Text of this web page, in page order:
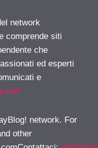
network
comprende siti
che
ed esperti
e
network. For
other